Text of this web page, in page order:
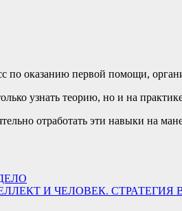
по оказанию первой помощи,
узнать теорию, но и на
отработать эти навыки на
И ЧЕЛОВЕК. СТРАТЕГИЯ